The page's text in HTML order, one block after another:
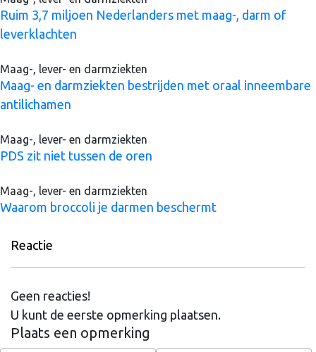
Ruim 3,7 miljoen Nederlanders met maag-, darm of
leverklachten
Maag-, lever- en darmziekten
Maag- en darmziekten bestrijden met oraal inneembare
antilichamen
Maag-, lever- en darmziekten
PDS zit niet tussen de oren
Maag-, lever- en darmziekten
Waarom broccoli je darmen beschermt
Reactie
Geen reacties!
U kunt de eerste opmerking plaatsen.
Plaats een opmerking